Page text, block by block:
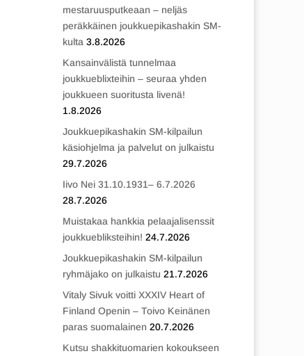
mestaruusputkeaan – neljäs
peräkkäinen joukkuepikashakin SM-
kulta 3.8.2026
Kansainvälistä tunnelmaa
joukkueblixteihin – seuraa yhden
joukkueen suoritusta livenä!
1.8.2026
Joukkuepikashakin SM-kilpailun
käsiohjelma ja palvelut on julkaistu
29.7.2026
Iivo Nei 31.10.1931– 6.7.2026
28.7.2026
Muistakaa hankkia pelaajalisenssit
joukkuebliksteihin! 24.7.2026
Joukkuepikashakin SM-kilpailun
ryhmäjako on julkaistu 21.7.2026
Vitaly Sivuk voitti XXXIV Heart of
Finland Openin – Toivo Keinänen
paras suomalainen 20.7.2026
Kutsu shakkituomarien kokoukseen